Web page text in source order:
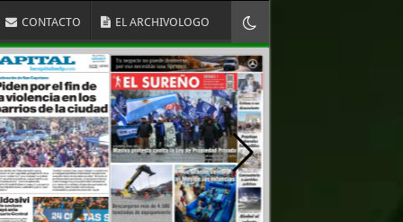
CONTACTO EL ARCHIVOLOGO